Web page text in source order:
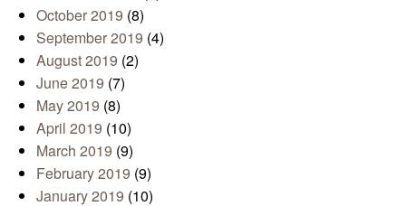
October 2019 (8)
September 2019 (4)
August 2019 (2)
June 2019 (7)
May 2019 (8)
April 2019 (10)
March 2019 (9)
February 2019 (9)
January 2019 (10)